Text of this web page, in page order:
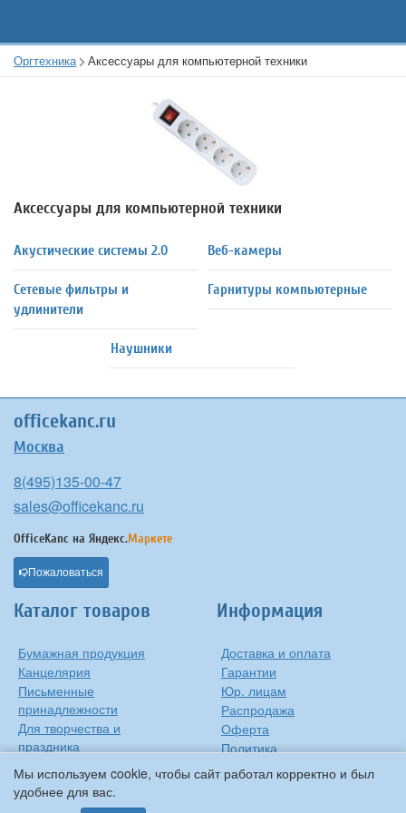
Мы используем cookie, чтобы сайт работал корректно и был
удобнее для вас.
Оргтехника Аксессуары для компьютерной техники
Аксессуары для компьютерной техники
Акустические системы 2.0 Веб-камеры
Сетевые фильтры и
удлинители
Гарнитуры компьютерные
Наушники
officekanc.ru
Москва
8(495)135-00-47
sales@officekanc.ru
OfficeKanc на Яндекс.Маркете
Пожаловаться
Каталог товаров
Бумажная продукция
Канцелярия
Письменные
принадлежности
Для творчества и
праздника
Оргтехника
Хозтовары
Информация
Доставка и оплата
Гарантии
Юр. лицам
Распродажа
Оферта
Политика
конфиденциальности
Контакты